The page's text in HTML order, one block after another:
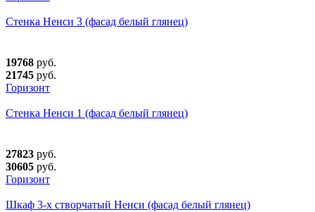
Стенка Ненси 3 (фасад белый глянец)
19768 руб.
21745 руб.
Горизонт
Стенка Ненси 1 (фасад белый глянец)
27823 руб.
30605 руб.
Горизонт
Шкаф 3-х створчатый Ненси (фасад белый глянец)